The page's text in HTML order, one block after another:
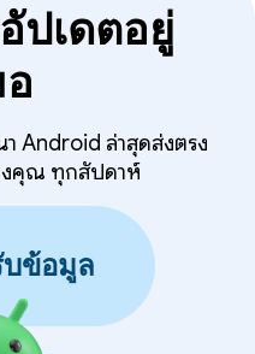
ปเดตอยู่
Android ล่าสุดส่งตรง
งคุณ ทุกสัปดาห์
ข้อมูล